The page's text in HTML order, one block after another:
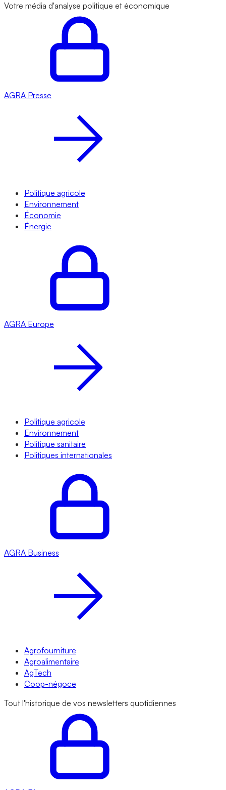
Votre média d'analyse politique et économique
AGRA Presse
Politique agricole
Environnement
Économie
Énergie
AGRA Europe
Politique agricole
Environnement
Politique sanitaire
Politiques internationales
AGRA Business
Agrofourniture
Agroalimentaire
AgTech
Coop-négoce
Tout l'historique de vos newsletters quotidiennes